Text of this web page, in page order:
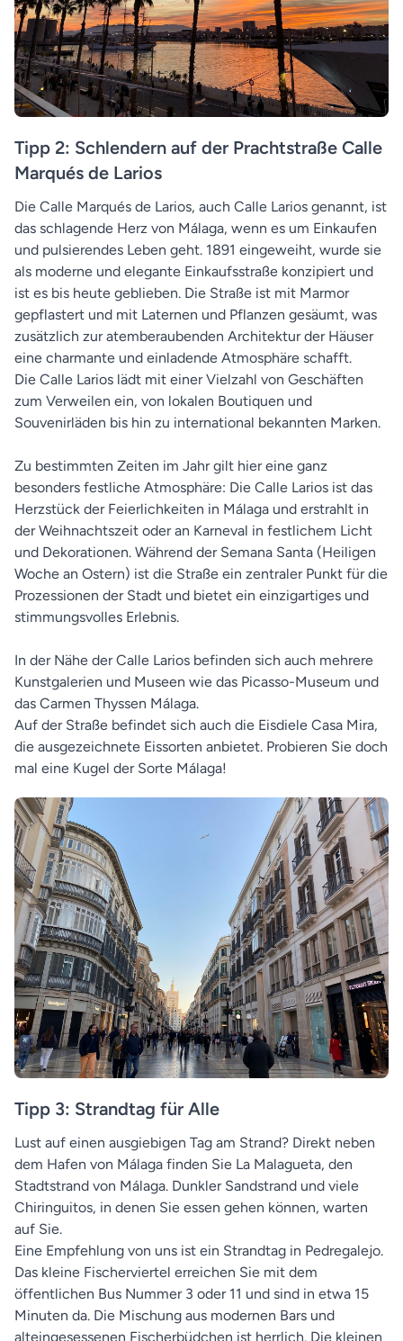
Tipp 2: Schlendern auf der Prachtstraße Calle
Marqués de Larios
Die Calle Marqués de Larios, auch Calle Larios genannt, ist
das schlagende Herz von Málaga, wenn es um Einkaufen
und pulsierendes Leben geht. 1891 eingeweiht, wurde sie
als moderne und elegante Einkaufsstraße konzipiert und
ist es bis heute geblieben. Die Straße ist mit Marmor
gepflastert und mit Laternen und Pflanzen gesäumt, was
zusätzlich zur atemberaubenden Architektur der Häuser
eine charmante und einladende Atmosphäre schafft.
Die Calle Larios lädt mit einer Vielzahl von Geschäften
zum Verweilen ein, von lokalen Boutiquen und
Souvenirläden bis hin zu international bekannten Marken.
Zu bestimmten Zeiten im Jahr gilt hier eine ganz
besonders festliche Atmosphäre: Die Calle Larios ist das
Herzstück der Feierlichkeiten in Málaga und erstrahlt in
der Weihnachtszeit oder an Karneval in festlichem Licht
und Dekorationen. Während der Semana Santa (Heiligen
Woche an Ostern) ist die Straße ein zentraler Punkt für die
Prozessionen der Stadt und bietet ein einzigartiges und
stimmungsvolles Erlebnis.
In der Nähe der Calle Larios befinden sich auch mehrere
Kunstgalerien und Museen wie das Picasso-Museum und
das Carmen Thyssen Málaga.
Auf der Straße befindet sich auch die Eisdiele Casa Mira,
die ausgezeichnete Eissorten anbietet. Probieren Sie doch
mal eine Kugel der Sorte Málaga!
Tipp 3: Strandtag für Alle
Lust auf einen ausgiebigen Tag am Strand? Direkt neben
dem Hafen von Málaga finden Sie La Malagueta, den
Stadtstrand von Málaga. Dunkler Sandstrand und viele
Chiringuitos, in denen Sie essen gehen können, warten
auf Sie.
Eine Empfehlung von uns ist ein Strandtag in Pedregalejo.
Das kleine Fischerviertel erreichen Sie mit dem
öffentlichen Bus Nummer 3 oder 11 und sind in etwa 15
Minuten da. Die Mischung aus modernen Bars und
alteingesessenen Fischerbüdchen ist herrlich. Die kleinen